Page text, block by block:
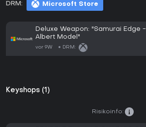
DRM: Microsoft Store
Deluxe Weapon: "Samurai Edge -
Albert Model"
vor 9W DRM:
Keyshops (1)
Risikoinfo: